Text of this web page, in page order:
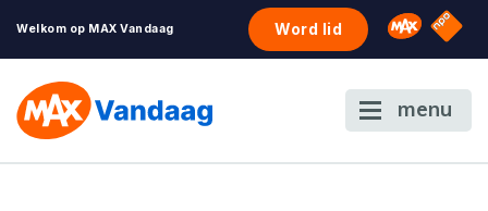
Welkom op MAX Vandaag Word lid Omroep
NPO
menu